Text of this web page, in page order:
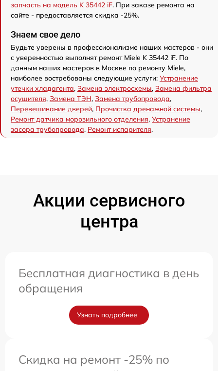
запчасть на модель K 35442 iF. При заказе ремонта на
сайте - предоставляется скидка -25%.
Знаем свое дело
Будьте уверены в профессионализме наших мастеров - они
с уверенностью выполнят ремонт Miele K 35442 iF. По
данным наших мастеров в Москве по ремонту Miele,
наиболее востребованы следующие услуги: Устранение
утечки хладагента, Замена электросхемы, Замена фильтра
осушителя, Замена ТЭН, Замена трубопровода,
Перевешивание дверей, Прочистка дренажной системы,
Ремонт датчика морозильного отделения, Устранение
засора трубопровода, Ремонт испарителя.
Акции сервисного
центра
Бесплатная диагностика в день
обращения
Узнать подробнее
Скидка на ремонт -25% по